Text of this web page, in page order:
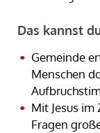
Das kannst
Gemeinde
Menschen
Mit Jesus
Fragen